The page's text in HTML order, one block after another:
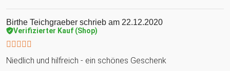
Birthe Teichgraeber schrieb am 22.12.2020
Verifizierter Kauf (Shop)
Niedlich und hilfreich - ein schönes Geschenk